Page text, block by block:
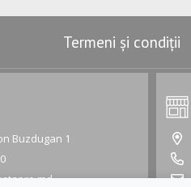
Termeni și condiții
Buzdugan 1